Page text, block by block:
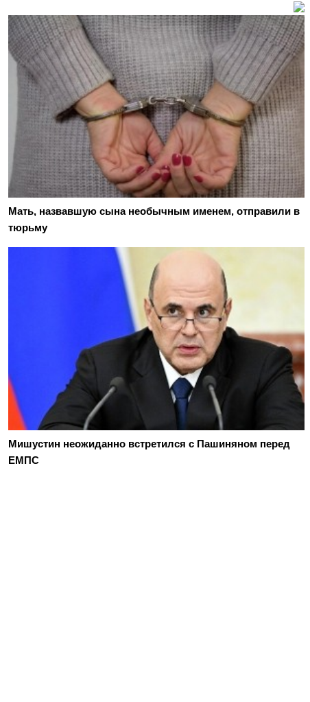
Мать, назвавшую сына необычным именем, отправили в
тюрьму
Мишустин неожиданно встретился с Пашиняном перед
ЕМПС